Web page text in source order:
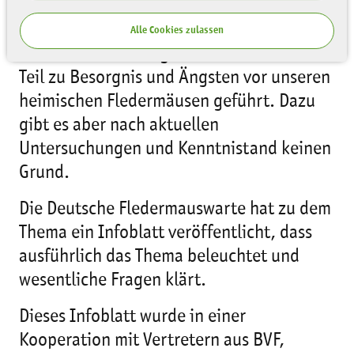
Alle Cookies zulassen
und werden als mögliche Überträger des
neuen SARS-Cov-2 genannt. Dies hat zum
Teil zu Besorgnis und Ängsten vor unseren
heimischen Fledermäusen geführt. Dazu
gibt es aber nach aktuellen
Untersuchungen und Kenntnistand keinen
Grund.
Die Deutsche Fledermauswarte hat zu dem
Thema ein Infoblatt veröffentlicht, dass
ausführlich das Thema beleuchtet und
wesentliche Fragen klärt.
Dieses Infoblatt wurde in einer
Kooperation mit Vertretern aus BVF,